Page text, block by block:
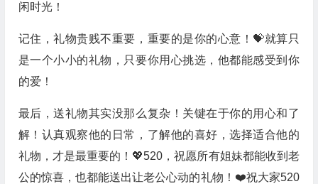
闲时光！
记住，礼物贵贱不重要，重要的是你的心意！💝就算只
是一个小小的礼物，只要你用心挑选，他都能感受到你
的爱！
最后，送礼物其实没那么复杂！关键在于你的用心和了
解！认真观察他的日常，了解他的喜好，选择适合他的
礼物，才是最重要的！💖520，祝愿所有姐妹都能收到老
公的惊喜，也都能送出让老公心动的礼物！❤️祝大家520